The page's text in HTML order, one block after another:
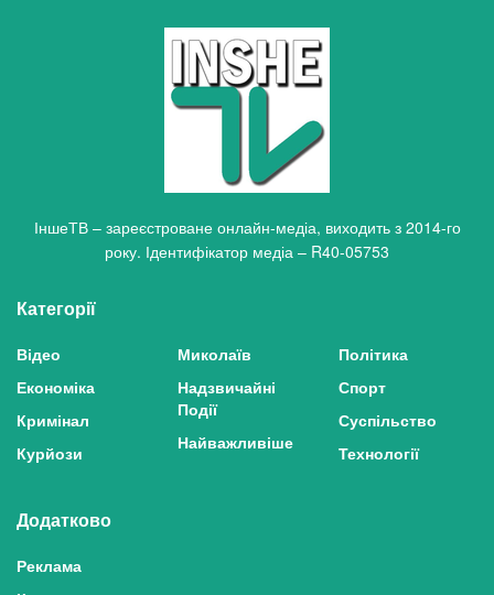
ІншеТВ – зареєстроване онлайн-медіа, виходить з 2014-го
року. Ідентифікатор медіа – R40-05753
Категорії
Відео
Економіка
Кримінал
Курйози
Миколаїв
Надзвичайні
Події
Найважливіше
Політика
Спорт
Суспільство
Технології
Додатково
Реклама